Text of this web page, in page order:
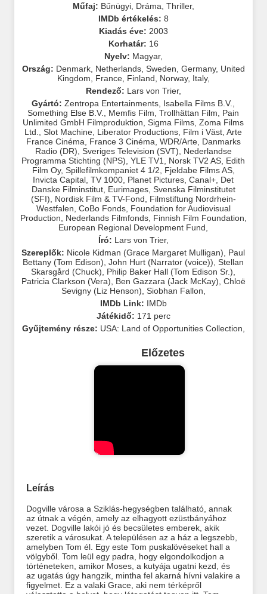
Műfaj: Bűnügyi, Dráma Thriller,
IMDb értékelés: 8
Kiadás éve: 2003
Korhatár: 16
Nyelv: Magyar,
Ország: Denmark, Netherlands, Sweden Germany, United
Kingdom
France, Finland Norway, Italy,
Rendező: Lars von Trier,
Gyártó: Zentropa Entertainments Isabella Films B.V.
Something Else B.V.
Memfis Film ,Trollhättan Film
Pain
Unlimited GmbH Filmproduktion ,Sigma Films ,Zoma Films
Ltd.
,Slot Machine Liberator Productions Film i Väst ,Arte
France Cinéma
France 3 Cinéma WDR/Arte, Danmarks
Radio (DR) Sveriges Television (SVT)
Nederlandse
Programma Stichting (NPS) ,YLE TV1 Norsk TV2 AS Edith
Film Oy, Spillefilmkompaniet 4 1/2 Fjeldabe Films AS,
Invicta Capital ,TV 1000 Planet Pictures ,Canal+ Det
Danske Filminstitut, Eurimages, Svenska Filminstitutet
(SFI)
Nordisk Film & TV-Fond
Filmstiftung Nordrhein-
Westfalen CoBo Fonds, Foundation for Audiovisual
Production
Nederlands Filmfonds, Finnish Film Foundation
European Regional Development Fund
Író: Lars von Trier,
Szereplők: Nicole Kidman (Grace Margaret Mulligan)
Paul
Bettany (Tom Edison) ,John Hurt (Narrator (voice)) ,Stellan
Skarsgård (Chuck)
Philip Baker Hall (Tom Edison Sr.)
Patricia Clarkson (Vera)
Ben Gazzara (Jack McKay) Chloë
Sevigny (Liz Henson) Siobhan Fallon
IMDb Link: IMDb
Játékidő: 171 perc
Gyűjtemény része: USA: Land of Opportunities Collection
Előzetes
Leírás
Dogville városa a Sziklás-hegységben található, annak
az útnak a végén, amely az elhagyott ezüstbányához
vezet. Dogville lakói jó és becsületes emberek, akik
szeretik a városukat. A településen az a ház a legszebb,
amelyben Tom él. Egy este Tom puskalövéseket hall a
völgyből. Tom leül egy padra, hogy elgondolkodjon a
történeteken, amikor Moses, a kutyája ugatni kezd, és
az ugatás úgy hangzik, mintha fel akarná hívni valakire a
figyelmet. Ez a valaki Grace, aki nem térképről